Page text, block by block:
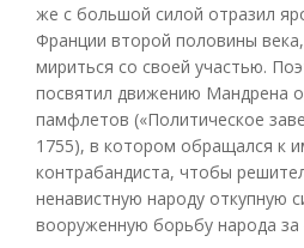
же с большой силой отразил
Франции второй половины
мириться со своей участью.
посвятил движению Мандрена
памфлетов («Политическое
1755), в котором обращался к
контрабандиста, чтобы
ненавистную народу откупную
вооруженную борьбу народа за